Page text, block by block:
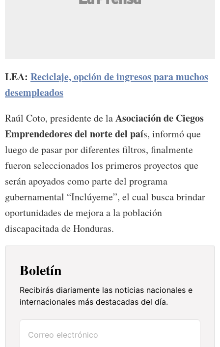
LEA: Reciclaje, opción de ingresos para muchos
desempleados
Raúl Coto, presidente de laAsociación de Ciegos
Emprendedores del norte del país, informó que
luego de pasar por diferentes filtros, finalmente
fueron seleccionados los primeros proyectos que
serán apoyados como parte del programa
gubernamental “Inclúyeme”, el cual busca brindar
oportunidades de mejora a la población
discapacitada de Honduras.
Boletín
Recibirás diariamente las noticias nacionales e
internacionales más destacadas del día.